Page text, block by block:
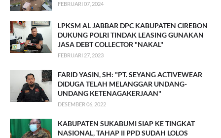
FEBRUARI 07, 2024
LPKSM AL JABBAR DPC KABUPATEN CIREBON
DUKUNG POLRI TINDAK LEASING GUNAKAN
JASA DEBT COLLECTOR "NAKAL"
FEBRUARI 27, 2023
FARID YASIN, SH: "PT. SEYANG ACTIVEWEAR
DIDUGA TELAH MELANGGAR UNDANG-
UNDANG KETENAGAKERJAAN"
DESEMBER 06, 2022
KABUPATEN SUKABUMI SIAP KE TINGKAT
NASIONAL, TAHAP II PPD SUDAH LOLOS